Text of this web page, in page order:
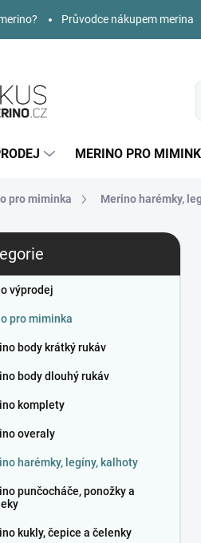
Průvodce nákupem merina
MERINO PRO
pro miminka Merino harémky,
výprodej
pro miminka
body krátký rukáv
body dlouhý rukáv
komplety
overaly
harémky, legíny, kalhoty
punčocháče, ponožky a
kukly, čepice a čelenky